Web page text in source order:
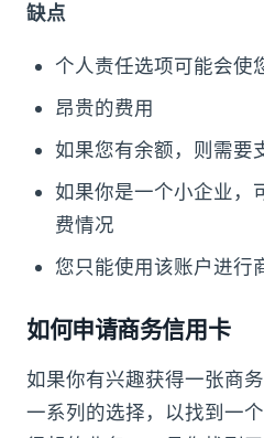
缺点
个人责任选项可能会使
昂贵的费用
如果您有余额，则需要
如果你是一个小企业，
费情况
您只能使用该账户进行
如何申请商务信用卡
如果你有兴趣获得一张商
一系列的选择，以找到一